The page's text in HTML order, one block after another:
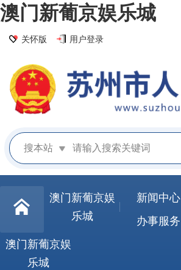
澳门新葡京娱乐城
关怀版 用户登录
搜本站
澳门新葡京娱
乐城
新闻中心
办事服务
澳门新葡京娱
乐城